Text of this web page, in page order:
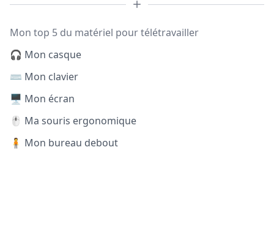
Mon top 5 du matériel pour télétravailler
🎧 Mon casque
⌨️ Mon clavier
🖥️ Mon écran
🖱️ Ma souris ergonomique
🧍 Mon bureau debout